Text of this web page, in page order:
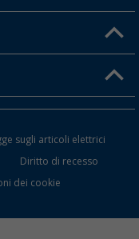
sugli articoli elettrici
Diritto di recesso
dei cookie